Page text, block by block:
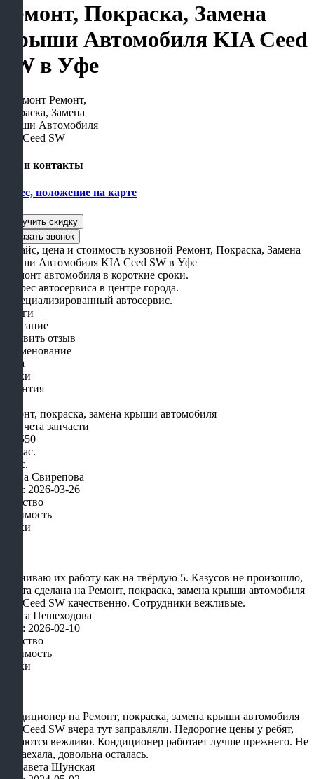
Ремонт, Покраска, Замена
Крыши Автомобиля KIA Ceed
SW в Уфе
Наши контакты
Адрес, положение на карте
- Прайс, цена и стоимость кузовной Ремонт, Покраска, Замена
Крыши Автомобиля KIA Ceed SW в Уфе
- Ремонт автомобиля в короткие сроки.
- Адрес автосервиса в центре города.
- Специализированный автосервис.
Услуги
Описание
Оставить отзыв
Наименование
Цена
Сроки
Гарантия
Ремонт, покраска, замена крыши автомобиля
Без учета запчасти
от 1550
1-3 час.
2 мес.
Елена Свирепова
Дата: 2026-03-26
Качество
Стоимость
Сроки
Оцениваю их работу как на твёрдую 5. Казусов не произошло,
работа сделана на Ремонт, покраска, замена крыши автомобиля
KIA Ceed SW качественно. Сотрудники вежливые.
Алиса Пешеходова
Дата: 2026-02-10
Качество
Стоимость
Сроки
Кондиционер на Ремонт, покраска, замена крыши автомобиля
KIA Ceed SW вчера тут заправляли. Недорогие цены у ребят,
общаются вежливо. Кондиционер работает лучше прежнего. Не
зря заехала, довольна осталась.
Елизавета Шунская